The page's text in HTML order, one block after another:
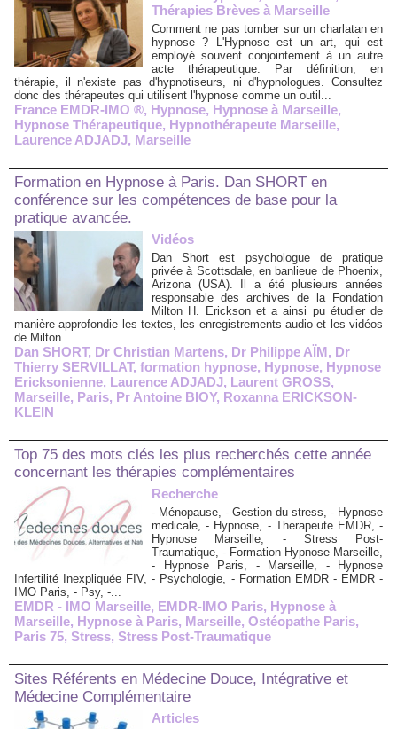
Thérapies Brèves à Marseille
Comment ne pas tomber sur un charlatan en
hypnose ? L'Hypnose est un art, qui est
employé souvent conjointement à un autre
acte thérapeutique. Par définition, en
thérapie, il n'existe pas d'hypnotiseurs, ni d'hypnologues. Consultez
donc des thérapeutes qui utilisent l'hypnose comme un outil...
France EMDR-IMO ®, Hypnose, Hypnose à Marseille,
Hypnose Thérapeutique, Hypnothérapeute Marseille,
Laurence ADJADJ, Marseille
Formation en Hypnose à Paris. Dan SHORT en
conférence sur les compétences de base pour la
pratique avancée.
Vidéos
Dan Short est psychologue de pratique
privée à Scottsdale, en banlieue de Phoenix,
Arizona (USA). Il a été plusieurs années
responsable des archives de la Fondation
Milton H. Erickson et a ainsi pu étudier de
manière approfondie les textes, les enregistrements audio et les vidéos
de Milton...
Dan SHORT, Dr Christian Martens, Dr Philippe AÏM, Dr
Thierry SERVILLAT, formation hypnose, Hypnose, Hypnose
Ericksonienne, Laurence ADJADJ, Laurent GROSS,
Marseille, Paris, Pr Antoine BIOY, Roxanna ERICKSON-
KLEIN
Top 75 des mots clés les plus recherchés cette année
concernant les thérapies complémentaires
Recherche
- Ménopause, - Gestion du stress, - Hypnose
medicale, - Hypnose, - Therapeute EMDR, -
Hypnose Marseille, - Stress Post-
Traumatique, - Formation Hypnose Marseille,
- Hypnose Paris, - Marseille, - Hypnose
Infertilité Inexpliquée FIV, - Psychologie, - Formation EMDR - EMDR -
IMO Paris, - Psy, -...
EMDR - IMO Marseille, EMDR-IMO Paris, Hypnose à
Marseille, Hypnose à Paris, Marseille, Ostéopathe Paris,
Paris 75, Stress, Stress Post-Traumatique
Sites Référents en Médecine Douce, Intégrative et
Médecine Complémentaire
Articles